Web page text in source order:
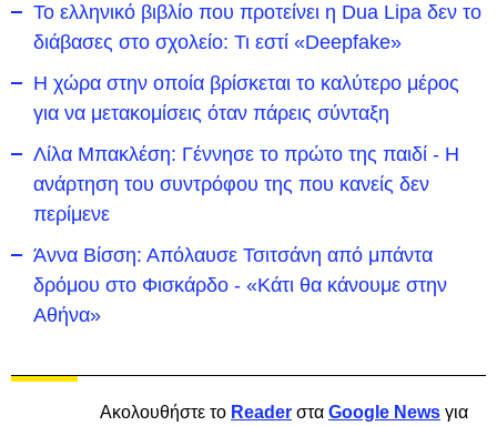
Το ελληνικό βιβλίο που προτείνει η Dua Lipa δεν το
διάβασες στο σχολείο: Τι εστί «Deepfake»
Η χώρα στην οποία βρίσκεται το καλύτερο μέρος
για να μετακομίσεις όταν πάρεις σύνταξη
Λίλα Μπακλέση: Γέννησε το πρώτο της παιδί - Η
ανάρτηση του συντρόφου της που κανείς δεν
περίμενε
Άννα Βίσση: Απόλαυσε Τσιτσάνη από μπάντα
δρόμου στο Φισκάρδο - «Κάτι θα κάνουμε στην
Αθήνα»
Ακολουθήστε το Reader στα Google News για